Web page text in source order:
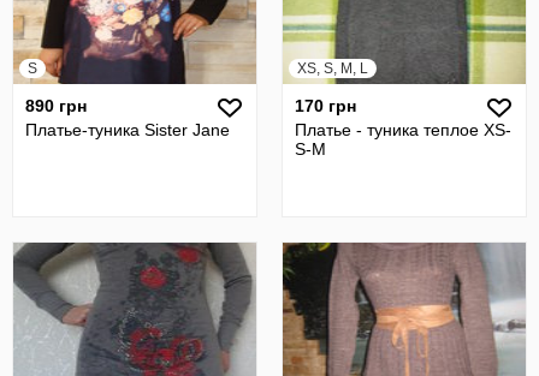
S
890 грн
Платье-туника Sister Jane
XS, S, M, L
170 грн
Платье - туника теплое XS-
S-M